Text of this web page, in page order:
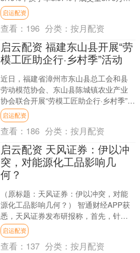
手，成交额1.71亿元。 ....
启运配资
查看： 196 分类：按月配资
启云配资 福建东山县开展“劳
模工匠助企行·乡村季”活动
近日，福建省漳州市东山县总工会和县
劳动模范协会、东山县陈城镇农业产业
协会联合开展“劳模工匠助企行·乡村季”活
动，来自陈城镇的20多家种养企业代表
参加。 活动旨在....
启运配资
查看： 186 分类：按月配资
启云配资 天风证券：伊以冲
突，对能源化工品影响几
何？
（原标题：天风证券：伊以冲突，对能
源化工品影响几何？） 智通财经APP获
悉，天风证券发布研报称，首先，针对
油田目标袭击，不如针对油库炼厂来的
方便，类似俄乌也是对....
启运配资
查看： 137 分类：按月配资